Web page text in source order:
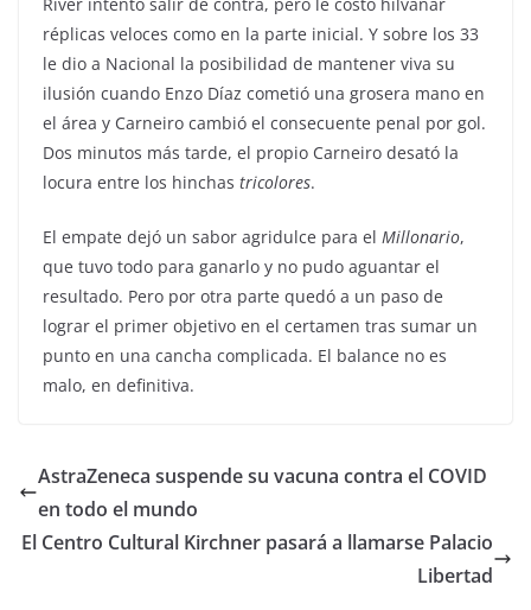
réplicas veloces como en la parte inicial. Y sobre los 33
le dio a Nacional la posibilidad de mantener viva su
ilusión cuando Enzo Díaz cometió una grosera mano en
el área y Carneiro cambió el consecuente penal por gol.
Dos minutos más tarde, el propio Carneiro desató la
locura entre los hinchas tricolores.
El empate dejó un sabor agridulce para el Millonario,
que tuvo todo para ganarlo y no pudo aguantar el
resultado. Pero por otra parte quedó a un paso de
lograr el primer objetivo en el certamen tras sumar un
punto en una cancha complicada. El balance no es
malo, en definitiva.
AstraZeneca suspende su vacuna contra el COVID
en todo el mundo
El Centro Cultural Kirchner pasará a llamarse Palacio
Libertad